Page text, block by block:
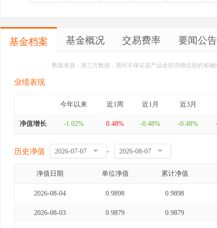
基金档案 基金概况 交易费率 要闻公告
数据来源：第三方数据，我司不保证该产品全部详细信息的准
业绩表现
今年以来 近1周 近1月 近3月
净值增长 -1.02% 0.48% -0.48% -0.48%
历史净值 -
净值日期 单位净值 累计净值
2026-08-04 0.9898 0.9898
2026-08-03 0.9879 0.9879